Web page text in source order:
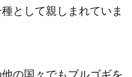
として親しまれていま
の国々でもブルゴギを